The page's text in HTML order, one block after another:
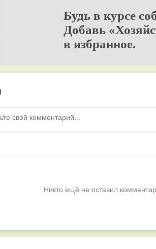
Будь в курсе
Добавь
в избранное.
Никто ещё не оставил